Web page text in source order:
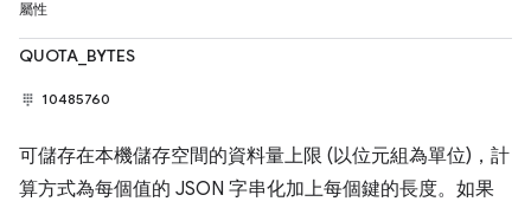
屬性
QUOTA_BYTES
10485760
可儲存在本機儲存空間的資料量上限 (以位元組為單位)，計
算方式為每個值的 JSON 字串化加上每個鍵的長度。如果